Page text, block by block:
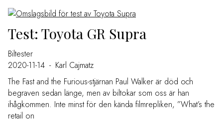
Test: Toyota GR Supra
Biltester
2020-11-14 - Karl Cajmatz
The Fast and the Furious-stjärnan Paul Walker är död och
begraven sedan länge, men av biltokar som oss är han
ihågkommen. Inte minst för den kända filmrepliken, ”What’s the
retail on